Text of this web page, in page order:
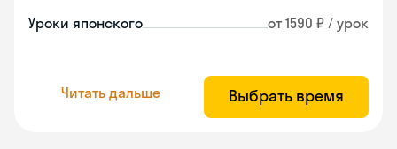
Уроки японского от 1590 ₽ / урок
Читать дальше Выбрать время